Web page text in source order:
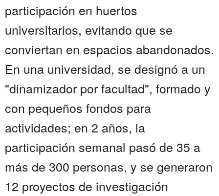
participación en huertos
universitarios, evitando que se
conviertan en espacios abandonados.
En una universidad, se designó a un
"dinamizador por facultad", formado y
con pequeños fondos para
actividades; en 2 años, la
participación semanal pasó de 35 a
más de 300 personas, y se generaron
12 proyectos de investigación